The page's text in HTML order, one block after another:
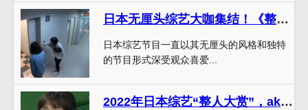
日本无厘头综艺大咖集结！《整人大赏》助推节目观看率高涨
日本综艺节目一直以其无厘头的风格和独特
的节目形式深受观众喜爱...
2022年日本综艺“整人大赏”，akb48全员出击，全场嗨翻天